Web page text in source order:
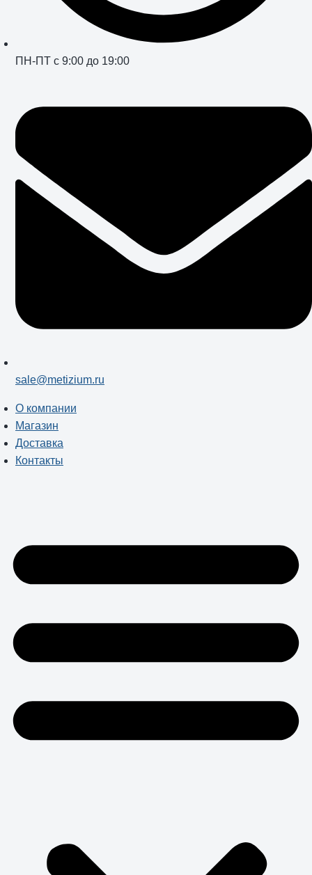
ПН-ПТ с 9:00 до 19:00
sale@metizium.ru
О компании
Магазин
Доставка
Контакты